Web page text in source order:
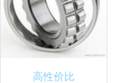
高性价比